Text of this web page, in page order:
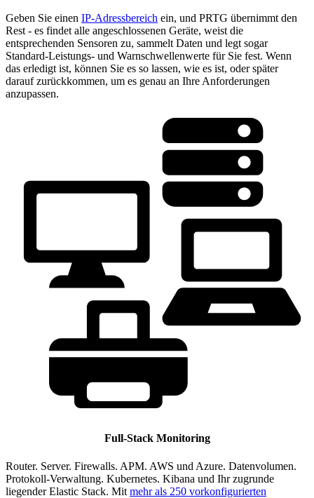
Geben Sie einen IP-Adressbereich ein, und PRTG übernimmt den
Rest - es findet alle angeschlossenen Geräte, weist die
entsprechenden Sensoren zu, sammelt Daten und legt sogar
Standard-Leistungs- und Warnschwellenwerte für Sie fest. Wenn
das erledigt ist, können Sie es so lassen, wie es ist, oder später
darauf zurückkommen, um es genau an Ihre Anforderungen
anzupassen.
Full-Stack Monitoring
Router. Server. Firewalls. APM. AWS und Azure. Datenvolumen.
Protokoll-Verwaltung. Kubernetes. Kibana und Ihr zugrunde
liegender Elastic Stack. Mit mehr als 250 vorkonfigurierten